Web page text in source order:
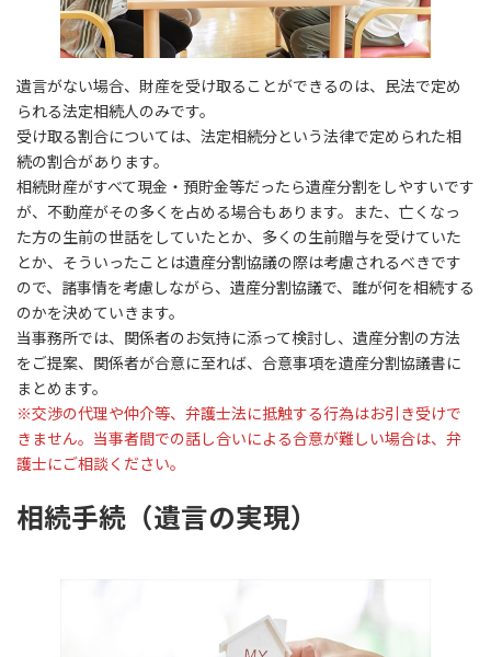
遺言がない場合、財産を受け取ることができるのは、民法で定め
られる法定相続人のみです。
受け取る割合については、法定相続分という法律で定められた相
続の割合があります。
相続財産がすべて現金・預貯金等だったら遺産分割をしやすいです
が、不動産がその多くを占める場合もあります。また、亡くなっ
た方の生前の世話をしていたとか、多くの生前贈与を受けていた
とか、そういったことは遺産分割協議の際は考慮されるべきです
ので、諸事情を考慮しながら、遺産分割協議で、誰が何を相続する
のかを決めていきます。
当事務所では、関係者のお気持に添って検討し、遺産分割の方法
をご提案、関係者が合意に至れば、合意事項を遺産分割協議書に
まとめます。
※交渉の代理や仲介等、弁護士法に抵触する行為はお引き受けで
きません。当事者間での話し合いによる合意が難しい場合は、弁
護士にご相談ください。
相続手続（遺言の実現）